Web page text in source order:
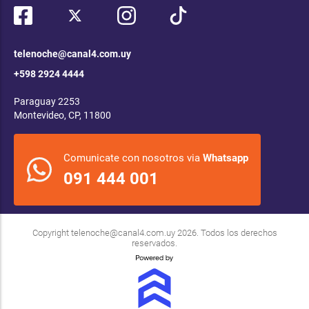
telenoche@canal4.com.uy
+598 2924 4444
Paraguay 2253
Montevideo, CP, 11800
Comunicate con nosotros via Whatsapp
091 444 001
Copyright telenoche@canal4.com.uy2026. Todos los derechos
reservados.